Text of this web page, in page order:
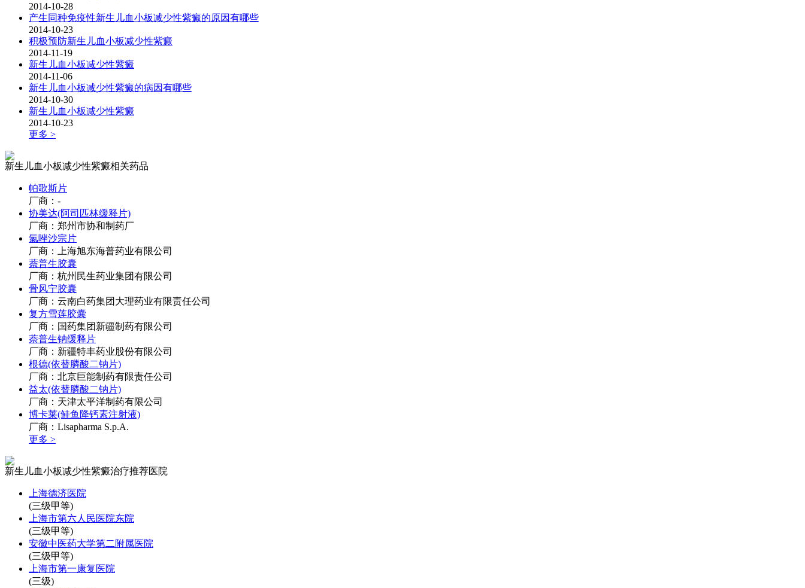
2014-10-28
产生同种免疫性新生儿血小板减少性紫癜的原因有哪些
2014-10-23
积极预防新生儿血小板减少性紫癜
2014-11-19
新生儿血小板减少性紫癜
2014-11-06
新生儿血小板减少性紫癜的病因有哪些
2014-10-30
新生儿血小板减少性紫癜
2014-10-23
更多 >
新生儿血小板减少性紫癜相关药品
帕歌斯片
厂商：-
协美达(阿司匹林缓释片)
厂商：郑州市协和制药厂
氯唑沙宗片
厂商：上海旭东海普药业有限公司
萘普生胶囊
厂商：杭州民生药业集团有限公司
骨风宁胶囊
厂商：云南白药集团大理药业有限责任公司
复方雪莲胶囊
厂商：国药集团新疆制药有限公司
萘普生钠缓释片
厂商：新疆特丰药业股份有限公司
根德(依替膦酸二钠片)
厂商：北京巨能制药有限责任公司
益太(依替膦酸二钠片)
厂商：天津太平洋制药有限公司
博卡莱(鲑鱼降钙素注射液)
厂商：Lisapharma S.p.A.
更多 >
新生儿血小板减少性紫癜治疗推荐医院
上海德济医院
(三级甲等)
上海市第六人民医院东院
(三级甲等)
安徽中医药大学第二附属医院
(三级甲等)
上海市第一康复医院
(三级)